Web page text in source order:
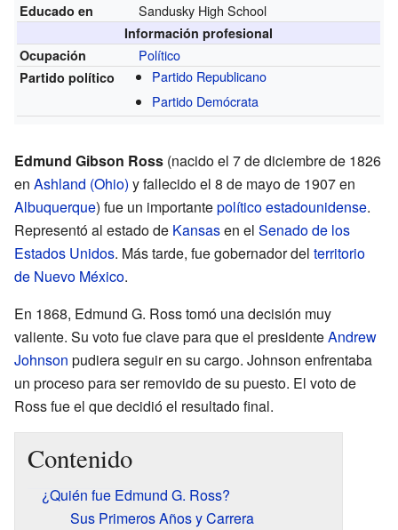
Educado en
Sandusky High School
Información profesional
Ocupación
Político
Partido político
Partido Republicano
Partido Demócrata
Edmund Gibson Ross (nacido el 7 de diciembre de 1826
en Ashland (Ohio) y fallecido el 8 de mayo de 1907 en
Albuquerque) fue un importantepolíticoestadounidense.
Representó al estado de Kansasen el Senado de los
Estados Unidos. Más tarde, fue gobernador del territorio
de Nuevo México.
En 1868, Edmund G. Ross tomó una decisión muy
valiente. Su voto fue clave para que el presidenteAndrew
Johnson pudiera seguir en su cargo. Johnson enfrentaba
un proceso para ser removido de su puesto. El voto de
Ross fue el que decidió el resultado final.
Contenido
¿Quién fue Edmund G. Ross?
Sus Primeros Años y Carrera